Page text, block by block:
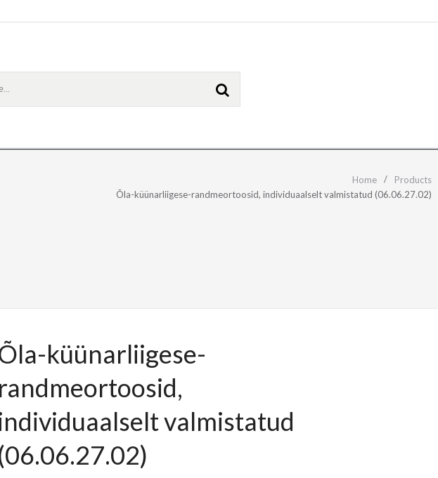
Home
Products
Õla-küünarliigese-randmeortoosid, individuaalselt valmistatud (06.06.27.02)
küünarliigese-
randmeortoosid,
valmistatud